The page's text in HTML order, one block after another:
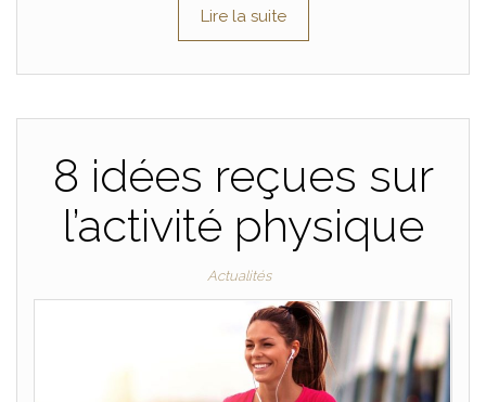
Lire la suite
8 idées reçues sur
l’activité physique
Actualités